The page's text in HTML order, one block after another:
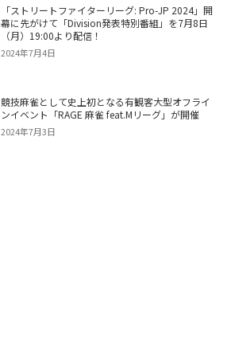
「ストリートファイターリーグ: Pro-JP 2024」開
幕に先がけて「Division発表特別番組」を7月8日
（月）19:00より配信！
2024年7月4日
競技麻雀として史上初となる有観客大型オフライ
ンイベント「RAGE 麻雀 feat.Mリーグ」が開催
2024年7月3日